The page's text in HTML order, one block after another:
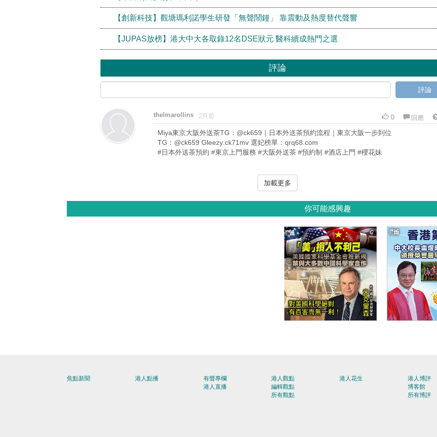
【創新科技】觀塘瑪利諾學生研發「無聲鬧鐘」 靠震動及熱度替代聲響
【JUPAS放榜】港大中大各取錄12名DSE狀元 醫科續成熱門之選
評論
評論
thelmarollins 2月前 0 回應
Miya東京大阪外送茶TG：@ck659｜日本外送茶預約流程｜東京大阪一步到位
TG：@ck659 Gleezy:ck71mv 選妃榜單：qrq68.com
#日本外送茶預約 #東京上門服務 #大阪外送茶 #預約制 #酒店上門 #櫻花妹
加載更多
你可能感興趣
焦點新聞 港人點播
有聲專欄
港人直播
港人觀點
編輯觀點
所有觀點
港人花生
港人博評
博客館
所有博評